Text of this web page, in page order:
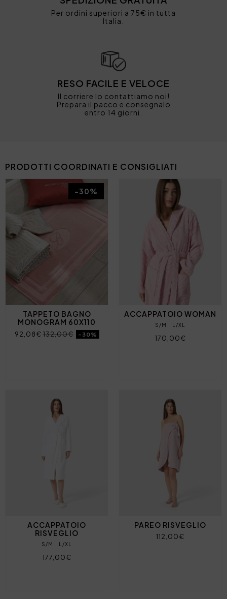
Per ordini superiori a 75€ in tutta
Italia.
RESO FACILE E VELOCE
Il corriere lo contattiamo noi!
Prepara il pacco e consegnalo
entro 14 giorni.
PRODOTTI COORDINATI E CONSIGLIATI
TAPPETO BAGNO
MONOGRAM 60X110
92,08€132,00€ -30%
-30%
ACCAPPATOIO WOMAN
S/M L/XL
170,00€
ACCAPPATOIO
RISVEGLIO
S/M L/XL
177,00€
PAREO RISVEGLIO
112,00€